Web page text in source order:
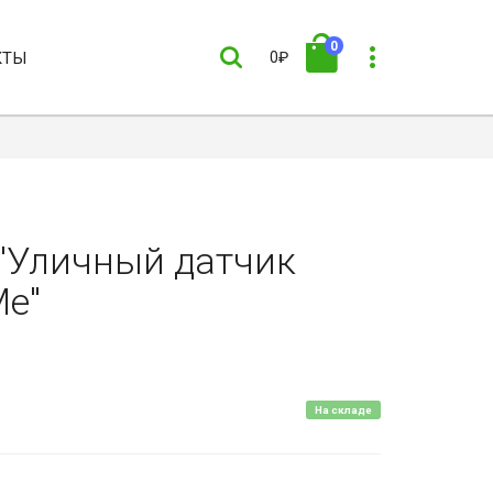
0₽
0
датчик
На складе